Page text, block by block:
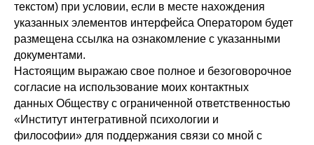
текстом) при условии, если в месте нахождения
указанных элементов интерфейса Оператором будет
размещена ссылка на ознакомление с указанными
документами.
Настоящим выражаю свое полное и безоговорочное
согласие на использование моих контактных
данных Обществу с ограниченной ответственностью
«Институт интегративной психологии и
философии» для поддержания связи со мной с